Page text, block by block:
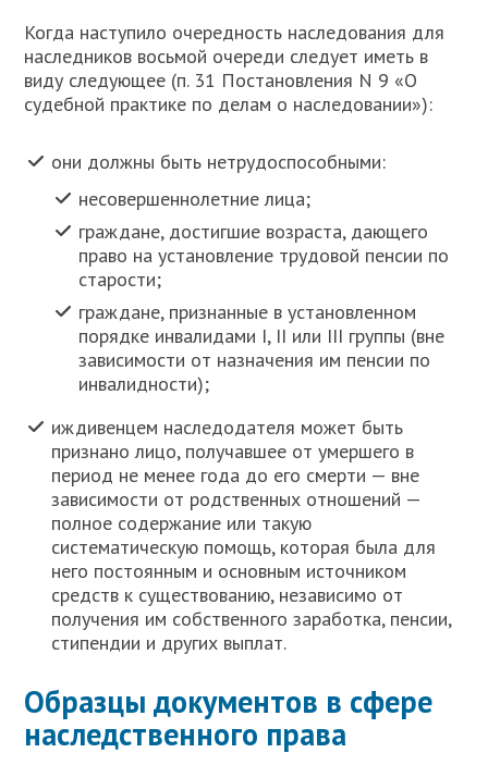
Когда наступило очередность наследования для
наследников восьмой очереди следует иметь в
виду следующее (п. 31 Постановления N 9 «О
судебной практике по делам о наследовании»):
они должны быть нетрудоспособными:
несовершеннолетние лица;
граждане, достигшие возраста, дающего
право на установление трудовой пенсии по
старости;
граждане, признанные в установленном
порядке инвалидами I, II или III группы (вне
зависимости от назначения им пенсии по
инвалидности);
иждивенцем наследодателя может быть
признано лицо, получавшее от умершего в
период не менее года до его смерти — вне
зависимости от родственных отношений —
полное содержание или такую
систематическую помощь, которая была для
него постоянным и основным источником
средств к существованию, независимо от
получения им собственного заработка, пенсии,
стипендии и других выплат.
Образцы документов в сфере
наследственного права